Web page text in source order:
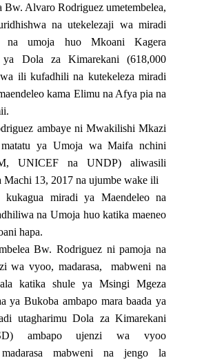
Bw. Alvaro Rodriguez umetembelea,
na utekelezaji wa miradi
na umoja huo Mkoani Kagera
ya Dola za Kimarekani (618,000
ili kufadhili na kutekeleza miradi
kama Elimu na Afya pia na
ambaye ni Mwakilishi Mkazi
ya Umoja wa Maifa nchini
UNICEF na UNDP) aliwasili
Machi 13, 2017 na ujumbe wake ili
kukagua miradi ya Maendeleo na
na Umoja huo katika maeneo
hapa.
Bw. Rodriguez ni pamoja na
wa vyoo, madarasa,
mabweni na
katika shule ya Msingi Mgeza
ya Bukoba ambapo mara baada ya
utagharimu Dola za Kimarekani
ambapo ujenzi wa vyoo
madarasa mabweni na jengo la